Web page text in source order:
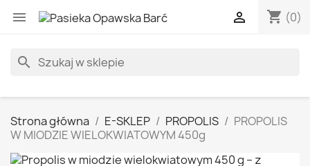
 shopping_cart (0)

search
Szukaj miodu, produktów pszczelich i zestawów prezentowych
Strona główna E-SKLEP PROPOLIS
PROPOLIS
W MIODZIE WIELOKWIATOWYM 450g